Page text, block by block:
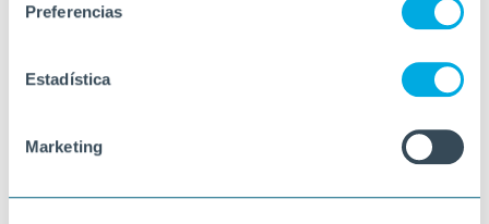
Preferencias
Estadística
Marketing